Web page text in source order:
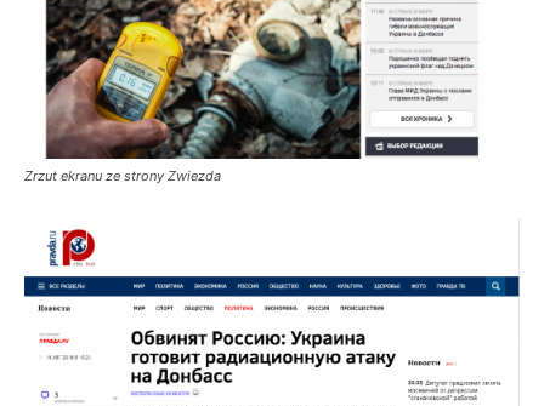
Zrzut ekranu ze strony Zwiezda